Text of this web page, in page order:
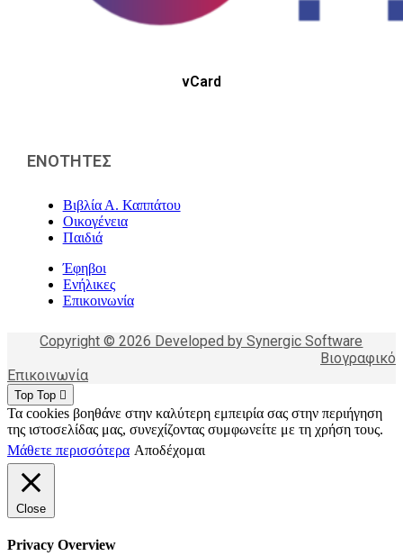
vCard
ΕΝΟΤΗΤΕΣ
Βιβλία Α. Καππάτου
Οικογένεια
Παιδιά
Έφηβοι
Ενήλικες
Επικοινωνία
Copyright © 2026 Developed by Synergic Software
Βιογραφικό
Επικοινωνία
Top Top
Τα cookies βοηθάνε στην καλύτερη εμπειρία σας στην περιήγηση
της ιστοσελίδας μας, συνεχίζοντας συμφωνείτε με τη χρήση τους.
Μάθετε περισσότερα Αποδέχομαι
Close
Privacy Overview